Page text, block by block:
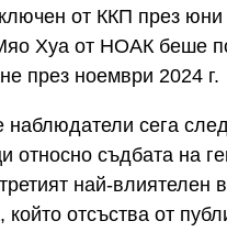
от ККП през юни
Хуа от НОАК беше
през ноември 2024 г.
наблюдатели сега
относно съдбата на
най-влиятелен
отсъства от